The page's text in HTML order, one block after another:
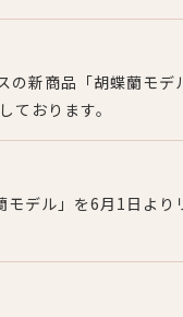
の新商品「胡蝶蘭モデ
ております。
モデル」を6月1日より